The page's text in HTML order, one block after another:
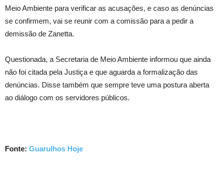
Meio Ambiente para verificar as acusações, e caso as denúncias
se confirmem, vai se reunir com a comissão para a pedir a
demissão de Zanetta.
Questionada, a Secretaria de Meio Ambiente informou que ainda
não foi citada pela Justiça e que aguarda a formalização das
denúncias. Disse também que sempre teve uma postura aberta
ao diálogo com os servidores públicos.
Fonte: Guarulhos Hoje